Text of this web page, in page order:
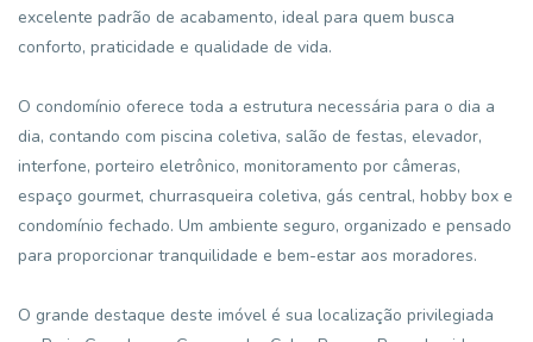
excelente padrão de acabamento, ideal para quem busca
conforto, praticidade e qualidade de vida.
O condomínio oferece toda a estrutura necessária para o dia a
dia, contando com piscina coletiva, salão de festas, elevador,
interfone, porteiro eletrônico, monitoramento por câmeras,
espaço gourmet, churrasqueira coletiva, gás central, hobby box e
condomínio fechado. Um ambiente seguro, organizado e pensado
para proporcionar tranquilidade e bem-estar aos moradores.
O grande destaque deste imóvel é sua localização privilegiada